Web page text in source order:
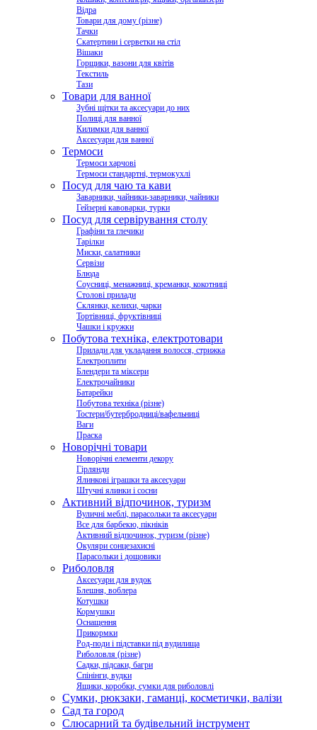
Відра
Товари для дому (різне)
Тачки
Скатертини і серветки на стіл
Вішаки
Горщики, вазони для квітів
Текстиль
Тази
Товари для ванної
Зубні щітки та аксесуари до них
Полиці для ванної
Килимки для ванної
Аксесуари для ванної
Термоси
Термоси харчові
Термоси стандартні, термокухлі
Посуд для чаю та кави
Заварники, чайники-заварники, чайники
Гейзерні кавоварки, турки
Посуд для сервірування столу
Графіни та глечики
Тарілки
Миски, салатники
Сервізи
Блюда
Соусниці, менажниці, креманки, кокотниці
Столові прилади
Склянки, келихи, чарки
Тортівниці, фруктівниці
Чашки і кружки
Побутова техніка, електротовари
Прилади для укладання волосся, стрижка
Електроплити
Блендери та міксери
Електрочайники
Батарейки
Побутова техніка (різне)
Тостери/бутербродниці/вафельниці
Ваги
Праска
Новорічні товари
Новорічні елементи декору
Гірлянди
Ялинкові іграшки та аксесуари
Штучні ялинки і сосни
Активний відпочинок, туризм
Вуличні меблі, парасольки та аксесуари
Все для барбекю, пікніків
Активний відпочинок, туризм (різне)
Окуляри сонцезахисні
Парасольки і дощовики
Риболовля
Аксесуари для вудок
Блешня, воблера
Котушки
Кормушки
Оснащення
Прикормки
Род-поди і підставки під вудилища
Риболовля (різне)
Садки, підсаки, багри
Спінінги, вудки
Ящики, коробки, сумки для риболовлі
Сумки, рюкзаки, гаманці, косметички, валізи
Сад та город
Слюсарний та будівельний інструмент